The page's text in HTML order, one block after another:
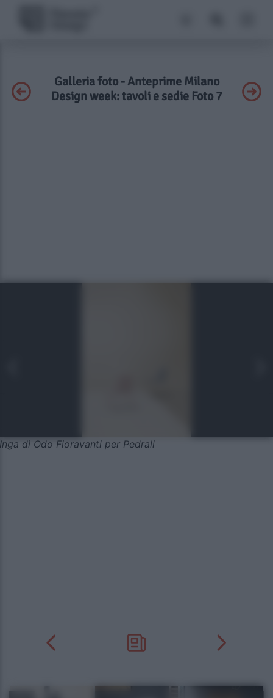
Galleria foto - Anteprime Milano
Design week: tavoli e sedie Foto 7
Inga di Odo Fioravanti per Pedrali